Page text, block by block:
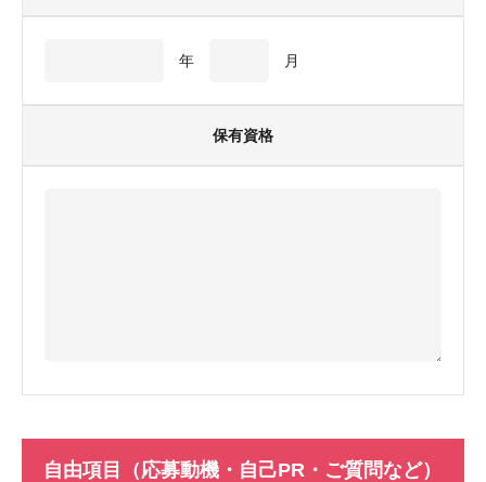
年 月
保有資格
自由項目（応募動機・自己PR・ご質問など）